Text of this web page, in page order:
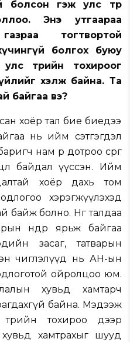
болсон гэж улс төр
Энэ утгаараа
тогтвортой
болгох буюу
төрийн тохироог
хэлж байна. Та
байгаа вэ?
хоёр тал бие биедээ
нь ийм сэтгэгдэл
нам өөрөө дотроо сөрөг
байдал үүссэн. Ийм
хоёр дахь том
хэрэгжүүлэхэд
болно. Нөгөө талдаа
өнөөдөр ярьж байгаа
засаг, татварын
чиглэлүүд нь АН-ын
ойролцоо юм.
хувьд хамтарч
байна. Мэдээж
тохироо дээр
хамтрахыг шууд